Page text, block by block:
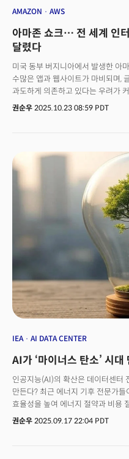
AMAZON AWS
아마존 쇼크… 전 세계 인
달렸다
미국 동부 버지니아에서 발생한 아
수많은 앱과 웹사이트가 마비되며,
과도하게 의존하고 있다는 우려가
21일 자정 무렵(태평양 표준시 기준
시작으로 영국, 유럽, 호주 등으로
'다운디텍터(DownDetector)'에 따
100만 건, 호주에서 41만 8천 건
오류 보고가 접수됐다.장애의 여파
코인베이스, 포켓몬 고, 플레이스테
물론, 로이즈 은행·HMRC(영국 국
산하의 스마트홈 브랜드 ‘링(Ring)’
복구까지 하루 이상이 소요됐다
지적했지만, 전문가들은 이번 사태
구조적 위험”으로 진단했다. 인권
가디언과의 인터뷰에서 “민주적 담
기업의 클라우드에 의존하는 것은
다각화가 시급하다”고 지적했다. 또
전무이사는 “영국과 유럽은 더 이
번 부각시켰다고 입을 모은다. “인
인프라 분산 정책을 서둘러야 한다고 지적이
구독권 50% 할인 바로가기
권순우 2025.10.23 08:59 PDT
IEA AI DATA CENTER
AI가 ‘마이너스 탄소’ 시
인공지능(AI)의 확산은 데이터센터
만든다? 최근 에너지 기후 전문가
효율성을 높여 에너지 절약과 비용
있다는 분석을 잇따라 내놓고 있다.
권순우 2025.09.17 22:04 PDT